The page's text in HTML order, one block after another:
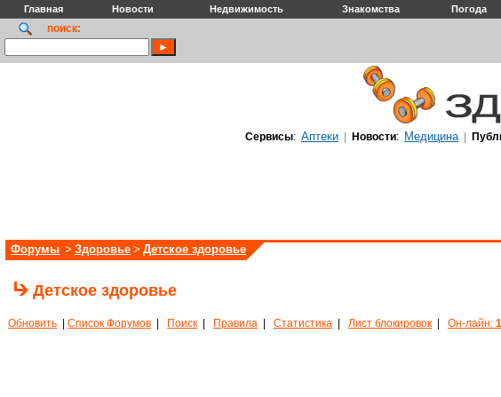
Главная Новости Недвижимость Знакомства Погода
поиск:
Сервисы: Аптеки Новости: Медицина|
Форумы > Здоровье > Детское здоровье
Детское здоровье
Обновить Список Форумов Поиск Правила Статистика Лист блокировок Он-лайн: 1